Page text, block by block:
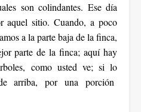
son colindantes. Ese día
aquel sitio. Cuando, a poco
a la parte baja de la finca,
parte de la finca; aquí hay
como usted ve; si lo
arriba, por una porción